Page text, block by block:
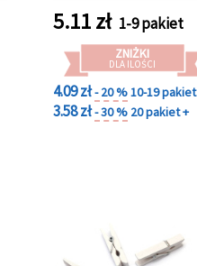
ekspozycji zdjęć i
dekoracji prezentów
5.11zł 1-9 pakiet
ZNIŻKI
DLA ILOŚCI
4.09 zł- 20 %10-19 pakiet
3.58 zł- 30 % 20 pakiet +